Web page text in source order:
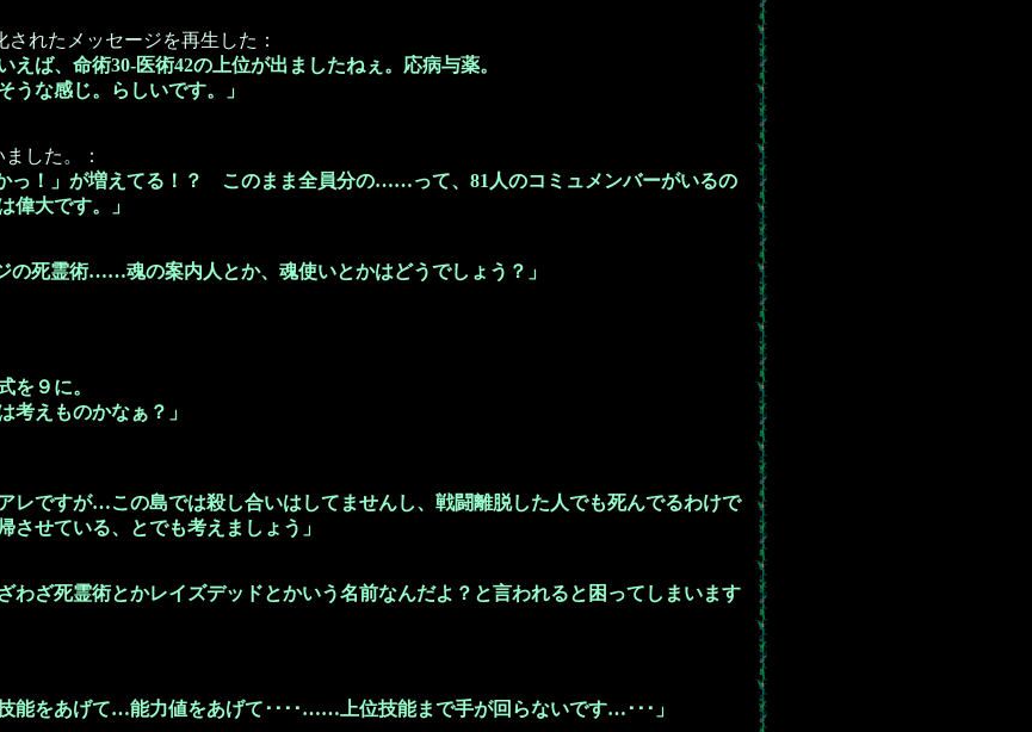
されたメッセージを再生した：
えば、命術30-医術42の上位が出ましたねぇ。応病与薬。
うな感じ。らしいです。」
した。：
っ！」が増えてる！？ このまま全員分の……って、81人のコミュメンバーがいるの
偉大です。」
の死霊術……魂の案内人とか、魂使いとかはどうでしょう？」
を９に。
考えものかなぁ？」
レですが…この島では殺し合いはしてませんし、戦闘離脱した人でも死んでるわけで
させている、とでも考えましょう」
わざ死霊術とかレイズデッドとかいう名前なんだよ？と言われると困ってしまいます
をあげて…能力値をあげて････……上位技能まで手が回らないです…･･･」